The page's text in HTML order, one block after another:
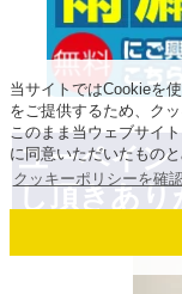
当サイトではCookieを
をご提供するため、ク
このまま当ウェブサイ
に同意いただいたもの
クッキーポリシーを確
ユーペイン
し頂きあり